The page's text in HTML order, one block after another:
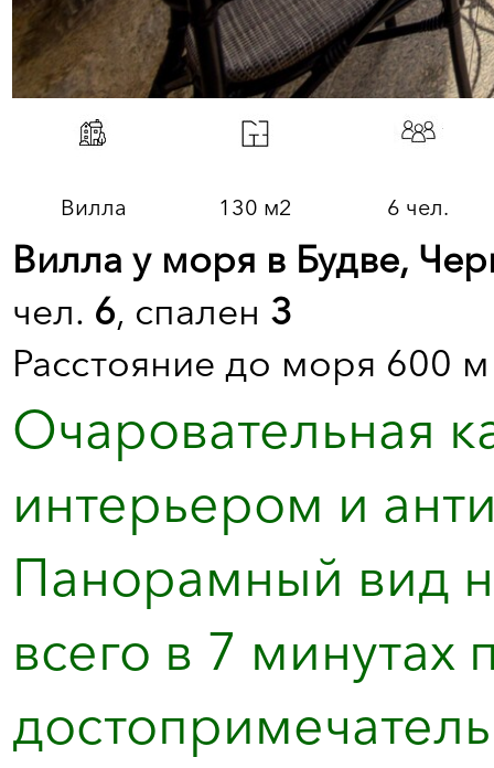
Вилла 130 м2 6 чел.
Вилла у моря в Будве,
чел. 6, спален 3
Расстояние до моря 600 м
Очаровательная
интерьером и
Панорамный вид
всего в 7